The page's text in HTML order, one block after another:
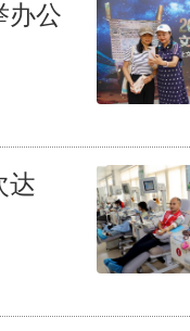
办公
达